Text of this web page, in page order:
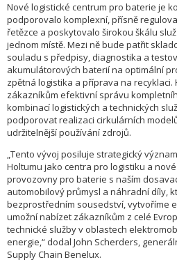
Nové logistické centrum pro baterie je
podporovalo komplexní, přísně
řetězce a poskytovalo širokou škálu
jednom místě. Mezi ně bude patřit
souladu s předpisy, diagnostika a
akumulátorových baterií na optimální
zpětná logistika a příprava na
zákazníkům efektivní správu
kombinací logistických a technických
podporovat realizaci cirkulárních
udržitelnější používání zdrojů.
„Tento vývoj posiluje strategický
Holtumu jako centra pro logistiku a
provozovny pro baterie s naším
automobilový průmysl a náhradní díly,
bezprostředním sousedství, vytvoříme
umožní nabízet zákazníkům z celé
technické služby v oblastech
energie,“ dodal John Scherders,
Supply Chain Benelux.